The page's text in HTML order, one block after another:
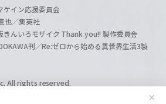
✕
イン応援委員会
也／集英社
んいろモザイク Thank you!! 製作委員会
刊／Re:ゼロから始める異世界生活3製
All rights reserved.